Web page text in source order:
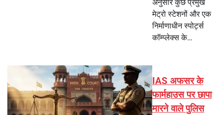
अनुसार कुछ प्रमुख
मेट्रो स्टेशनों और एक
निर्माणाधीन स्पोर्ट्स
कॉम्प्लेक्स के…
IAS अफसर के
फार्महाउस पर छापा
मारने वाले पुलिस